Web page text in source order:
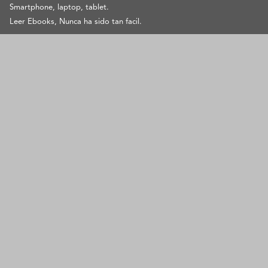
Smartphone, laptop, tablet.
Leer Ebooks, Nunca ha sido tan facil.